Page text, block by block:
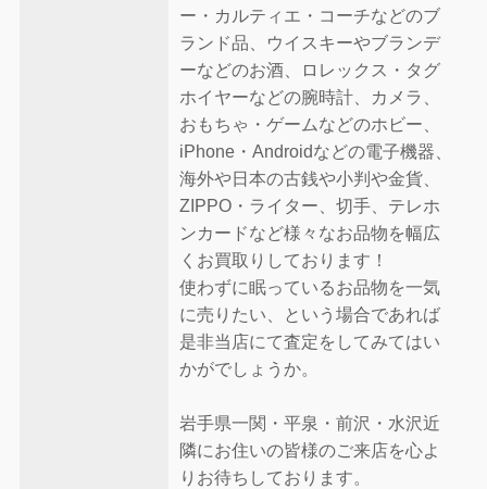
ー・カルティエ・コーチなどのブ
ランド品、ウイスキーやブランデ
ーなどのお酒、ロレックス・タグ
ホイヤーなどの腕時計、カメラ、
おもちゃ・ゲームなどのホビー、
iPhone・Androidなどの電子機器、
海外や日本の古銭や小判や金貨、
ZIPPO・ライター、切手、テレホ
ンカードなど様々なお品物を幅広
くお買取りしております！
使わずに眠っているお品物を一気
に売りたい、という場合であれば
是非当店にて査定をしてみてはい
かがでしょうか。
岩手県一関・平泉・前沢・水沢近
隣にお住いの皆様のご来店を心よ
りお待ちしております。